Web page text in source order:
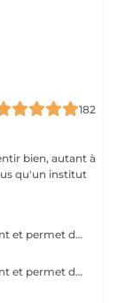
182
bien, autant à
qu'un institut
La lumière pulsée élimine les poils efficacement et permet de soigner les boutons de poils incarnés. ATTENTION - Ne pas mettre de crème et/ou de parfum sur la zone à épiler - Ne pas être sous traitement médicamenteux photo sensibilisant au moment de l'épilation
La lumière pulsée élimine les poils efficacement et permet de soigner les boutons de poils incarnés. ATTENTION - Ne pas mettre de crème et/ou de parfum sur la zone à épiler - Ne pas être sous traitement médicamenteux photo sensibilisant au moment de l'épilation